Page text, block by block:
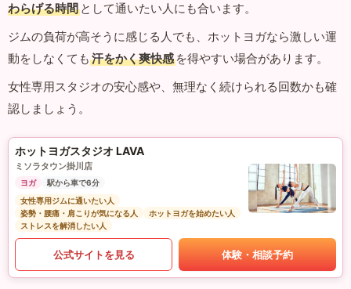
わらげる時間 として通いたい人にも合います。
ジムの負荷が高そうに感じる人でも、ホットヨガなら激しい運
動をしなくても 汗をかく爽快感 を得やすい場合があります。
女性専用スタジオの安心感や、無理なく続けられる回数かも確
認しましょう。
ホットヨガスタジオ LAVA
ミソラタウン掛川店
ヨガ
駅から車で6分
女性専用ジムに通いたい人
姿勢・腰痛・肩こりが気になる人
ホットヨガを始めたい人
ストレスを解消したい人
公式サイトを見る 体験・相談予約